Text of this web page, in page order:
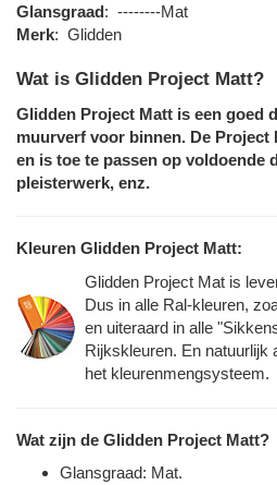
Glansgraad: --------Mat
Merk: Glidden
Wat is Glidden Project Matt?
Glidden Project Matt is een goed
muurverf voor binnen. De Project
en is toe te passen op voldoende
pleisterwerk, enz.
Kleuren Glidden Project Matt:
Glidden Project Mat is
Dus in alle Ral-kleuren,
en uiteraard in alle
Rijkskleuren. En natuurlijk
het kleurenmengsysteem.
Wat zijn de Glidden Project Matt?
Glansgraad: Mat.